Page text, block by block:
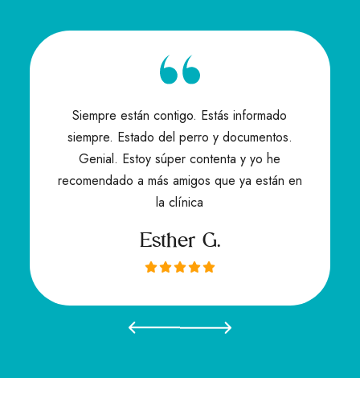
Siempre están contigo. Estás informado
siempre. Estado del perro y documentos.
Genial. Estoy súper contenta y yo he
recomendado a más amigos que ya están en
la clínica
Esther G.